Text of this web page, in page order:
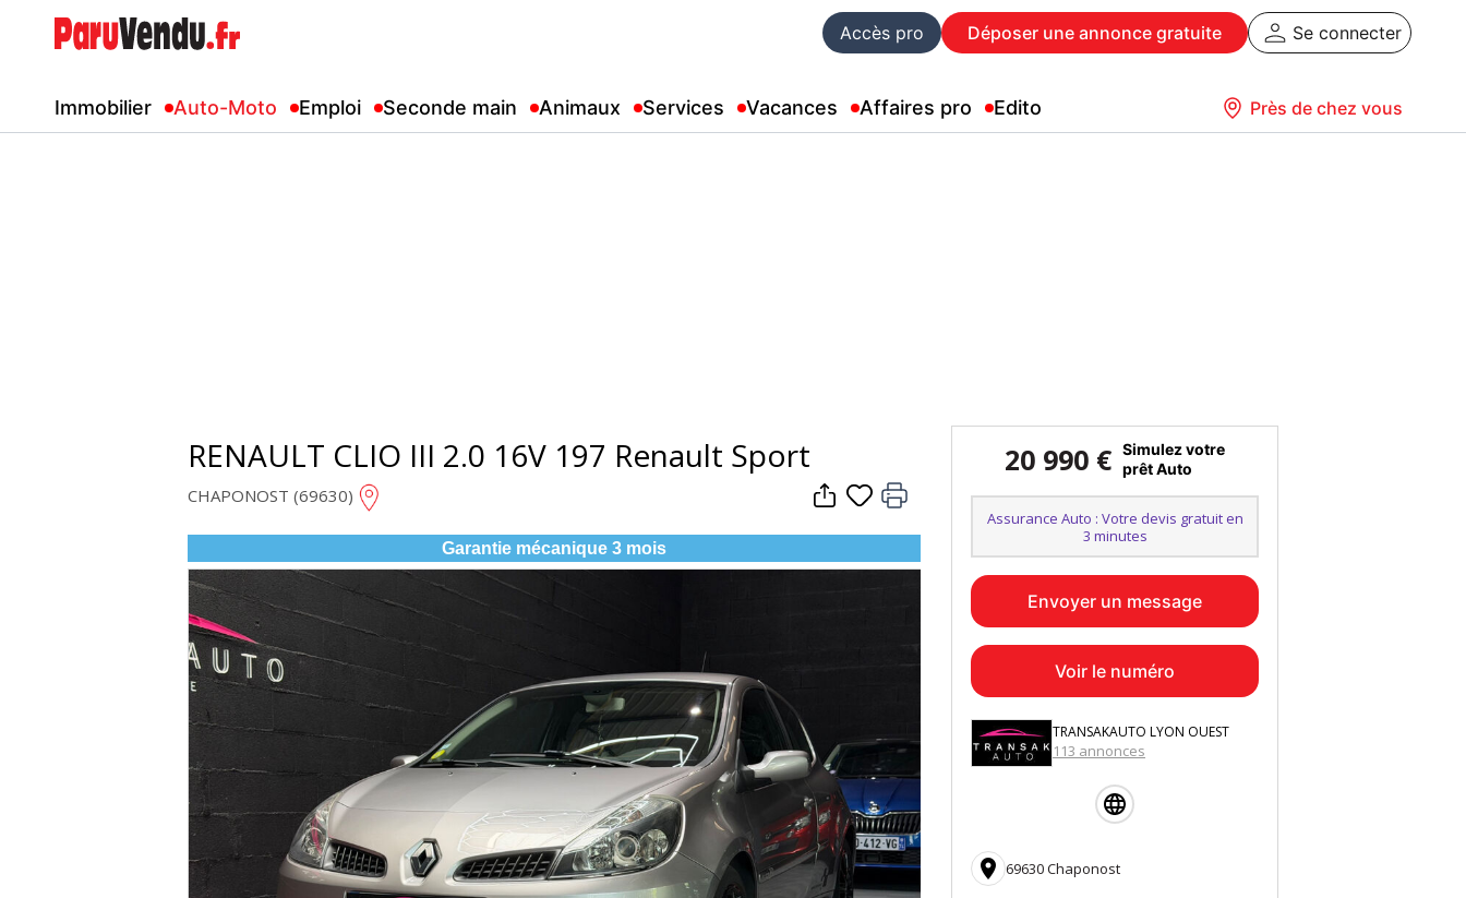
Accès pro Déposer une annonce gratuite Se connecter
Immobilier Auto-Moto Emploi Seconde main Animaux Services Vacances Affaires pro Edito Près de chez vous
RENAULT CLIO III 2.0 16V 197 Renault Sport
CHAPONOST (69630)
Garantie mécanique 3 mois
20 990 € Simulez votre
prêt Auto
Assurance Auto : Votre devis gratuit en
3 minutes
Envoyer un message
Voir le numéro
TRANSAKAUTO LYON OUEST
113 annonces
 69630 Chaponost